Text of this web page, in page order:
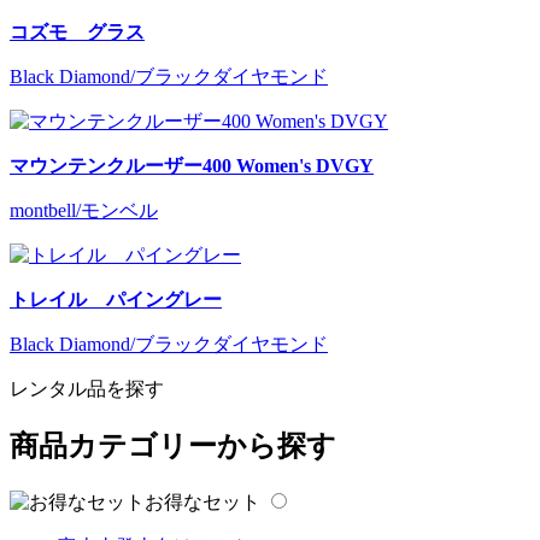
コズモ グラス
Black Diamond/ブラックダイヤモンド
マウンテンクルーザー400 Women's DVGY
montbell/モンベル
トレイル パイングレー
Black Diamond/ブラックダイヤモンド
レンタル品を探す
商品カテゴリーから探す
お得なセット